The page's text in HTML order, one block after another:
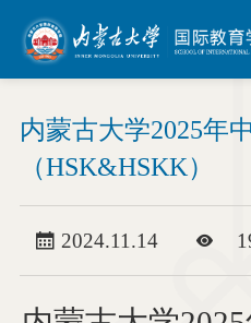
内蒙古大学2025年
（HSK&HSKK）
2024.11.14